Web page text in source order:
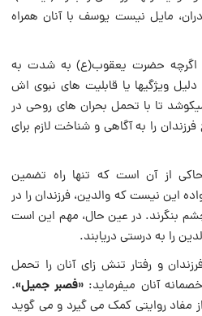
مایل نیست‌ یوسف با آنان همراه
اگرچه حضرت یعقوب‌(ع) به شدت به
ویژگیها یا قابلیت هاى نبوی اش
تا با تحمل بحران هاى روحى در
را به آگاهى و شناخت لازم براى
از آن است که تنها راه تضمین
این نیست که والدین، فرزندان را در
بنگرند. در عین حال، مهم این است
را به درستى دریابند.
و رفتار تنش زاى آنان را تحمل
آنان میفرماید:«فصبر جمیل‌».
مفاد روایتى کمک می گیرد و می گوید